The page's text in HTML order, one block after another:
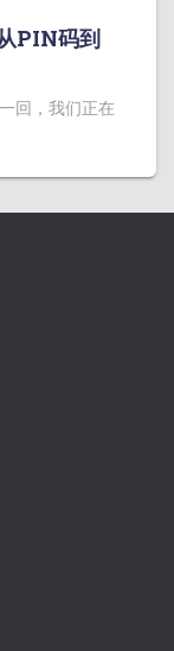
PIN码到
回，我们正在